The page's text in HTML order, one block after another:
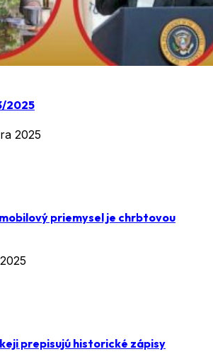
2025
2025
priemysel je chrbtovou
prepisujú historické zápisy